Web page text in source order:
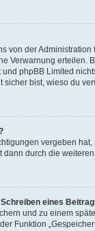
von der
Verwarnung erteilen.
phpBB Limited
sicher bist, wieso du
vergeben
durch die
eines
und zu einem
Funktion